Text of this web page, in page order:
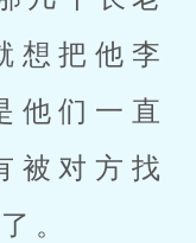
想把他李
他们一直
被对方找
。